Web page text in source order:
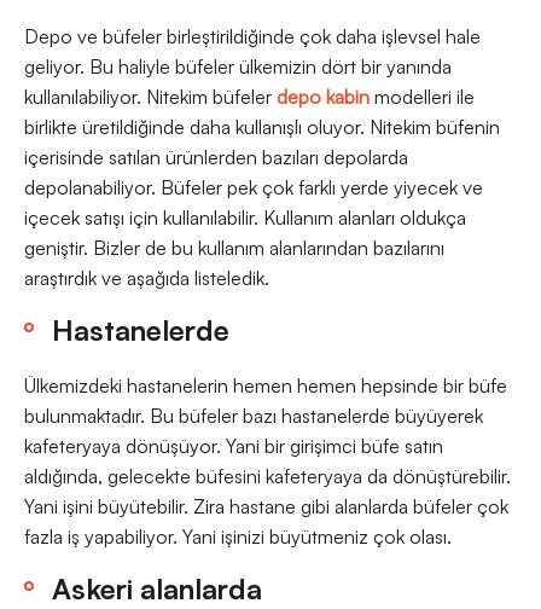
Depo ve büfeler birleştirildiğinde çok daha işlevsel hale
geliyor. Bu haliyle büfeler ülkemizin dört bir yanında
kullanılabiliyor. Nitekim büfeler depo kabin modelleri ile
birlikte üretildiğinde daha kullanışlı oluyor. Nitekim büfenin
içerisinde satılan ürünlerden bazıları depolarda
depolanabiliyor. Büfeler pek çok farklı yerde yiyecek ve
içecek satışı için kullanılabilir. Kullanım alanları oldukça
geniştir. Bizler de bu kullanım alanlarından bazılarını
araştırdık ve aşağıda listeledik.
Hastanelerde
Ülkemizdeki hastanelerin hemen hemen hepsinde bir büfe
bulunmaktadır. Bu büfeler bazı hastanelerde büyüyerek
kafeteryaya dönüşüyor. Yani bir girişimci büfe satın
aldığında, gelecekte büfesini kafeteryaya da dönüştürebilir.
Yani işini büyütebilir. Zira hastane gibi alanlarda büfeler çok
fazla iş yapabiliyor. Yani işinizi büyütmeniz çok olası.
Askeri alanlarda